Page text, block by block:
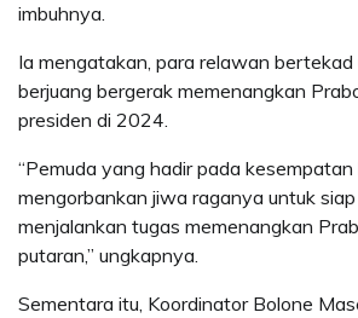
imbuhnya.
Ia mengatakan, para relawan bertekad
berjuang bergerak memenangkan
presiden di 2024.
“Pemuda yang hadir pada kesempatan
mengorbankan jiwa raganya untuk
menjalankan tugas memenangkan
putaran,” ungkapnya.
Sementara itu, Koordinator Bolone